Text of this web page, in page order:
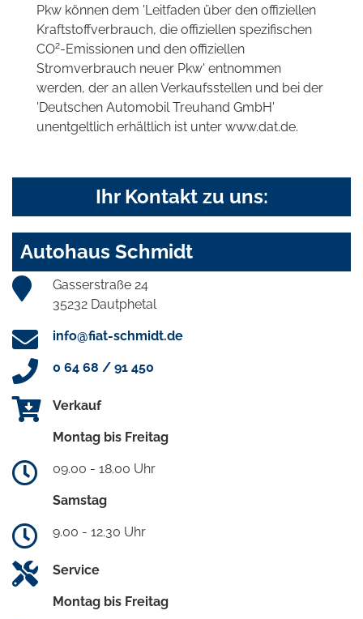
Pkw können dem 'Leitfaden über den offiziellen
Kraftstoffverbrauch, die offiziellen spezifischen
CO2-Emissionen und den offiziellen
Stromverbrauch neuer Pkw' entnommen
werden, der an allen Verkaufsstellen und bei der
'Deutschen Automobil Treuhand GmbH'
unentgeltlich erhältlich ist unter www.dat.de.
Ihr Kontakt zu uns:
Autohaus Schmidt
Gasserstraße 24
35232 Dautphetal
info@fiat-schmidt.de
0 64 68 / 91 450
Verkauf
Montag bis Freitag
09.00 - 18.00 Uhr
Samstag
9.00 - 12.30 Uhr
Service
Montag bis Freitag